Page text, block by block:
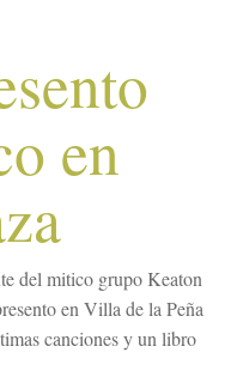
en
del mitico grupo Keaton
en Villa de la Peña
canciones y un libro